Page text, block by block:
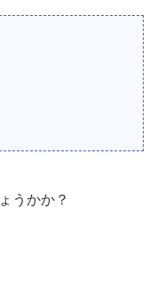
うかか？